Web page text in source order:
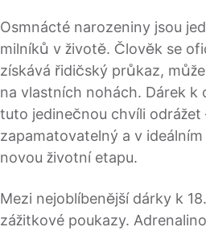
Osmnácté narozeniny jsou
milníků v životě. Člověk se
získává řidičský průkaz,
na vlastních nohách. Dárek k
tuto jedinečnou chvíli
zapamatovatelný a v
novou životní etapu.
Mezi nejoblíbenější dárky k
zážitkové poukazy.